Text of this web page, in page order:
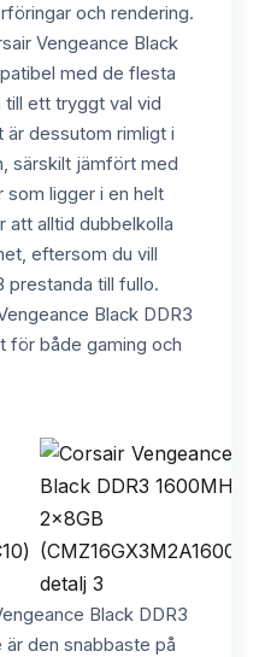
och rendering.
Vengeance Black
med de flesta
ett tryggt val vid
är dessutom rimligt i
särskilt jämfört med
som ligger i en helt
att alltid dubbelkolla
eftersom du vill
prestanda till fullo.
Black DDR3
för både gaming och
Black DDR3
är den snabbaste på